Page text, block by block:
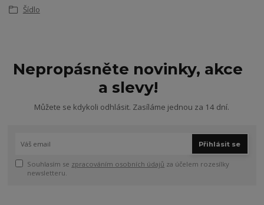
Šídlo
Nepropásněte novinky, akce
a slevy!
Můžete se kdykoli odhlásit. Zasíláme jednou za 14 dní.
Přihlásit se
Souhlasím se zpracováním osobních údajů za účelem rozesílky
newsletteru.